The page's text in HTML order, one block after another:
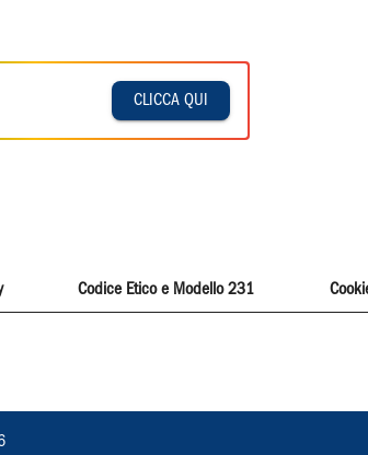
CLICCA QUI
Codice Etico e Modello 231